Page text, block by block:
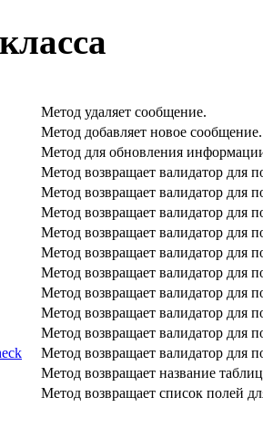
Метод удаляет сообщение.
Метод добавляет новое сообщение.
Метод для обновления
Метод возвращает валидатор для
Метод возвращает валидатор для
Метод возвращает валидатор для
Метод возвращает валидатор для
Метод возвращает валидатор для
Метод возвращает валидатор для
Метод возвращает валидатор для
Метод возвращает валидатор для
Метод возвращает валидатор для
Метод возвращает валидатор для
Метод возвращает название
Метод возвращает список полей